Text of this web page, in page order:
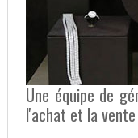
Une équipe de
l'achat et la vente